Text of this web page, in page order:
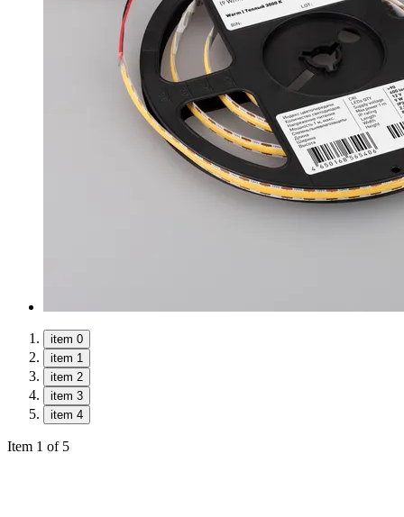
item 0
item 1
item 2
item 3
item 4
Item 1 of 5